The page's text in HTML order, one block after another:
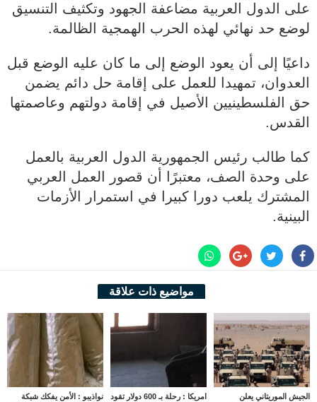
على الدول العربية مضاعفة الجهود وتكثيف التنسيق
لوضع حد نهائي لهذه الحرب الهمجية الظالمة.
داعيًا إلى أن يعود الوضع إلى ما كان عليه الوضع قبل
العدوان، تمهيدا للعمل على إقامة حل دائم يضمن
حق الفلسطينيين الأصيل في إقامة دولتهم وعاصمتها
القدس.
كما طالب رئيس الجمهورية الدول العربية بالعمل
على وحدة الصف، معتبرًا أن قصور العمل العربي
المشترك يلعب دورا كبيرا في استمرار الأزمات
البينية.
مواضيع ذات علاقة
الجيش الموريتاني يعلن
امريكا : رحلة بـ 600 دولار تقود
نواذيبو : الأمن يفكك شبكة